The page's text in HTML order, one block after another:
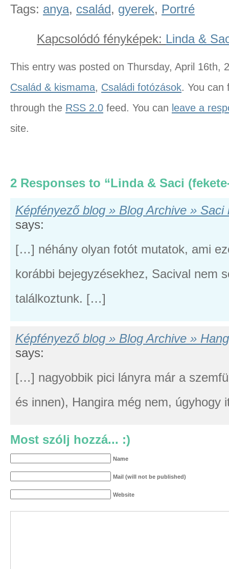
Tags: anya, család, gyerek, Portré
Kapcsolódó fényképek: Linda &
This entry was posted on Thursday, April 16th,
Család & kismama, Családi fotózások. You can
through the RSS 2.0 feed. You can leave a
site.
2 Responses to “Linda & Saci
Képfényező blog » Blog Archive » Saci
says:
[…] néhány olyan fotót mutatok, ami
korábbi bejegyzésekhez, Sacival nem
találkoztunk. […]
Képfényező blog » Blog Archive »
says:
[…] nagyobbik pici lányra már a
és innen), Hangira még nem,
Most szólj hozzá... :)
Name
Mail (will not be published)
Website